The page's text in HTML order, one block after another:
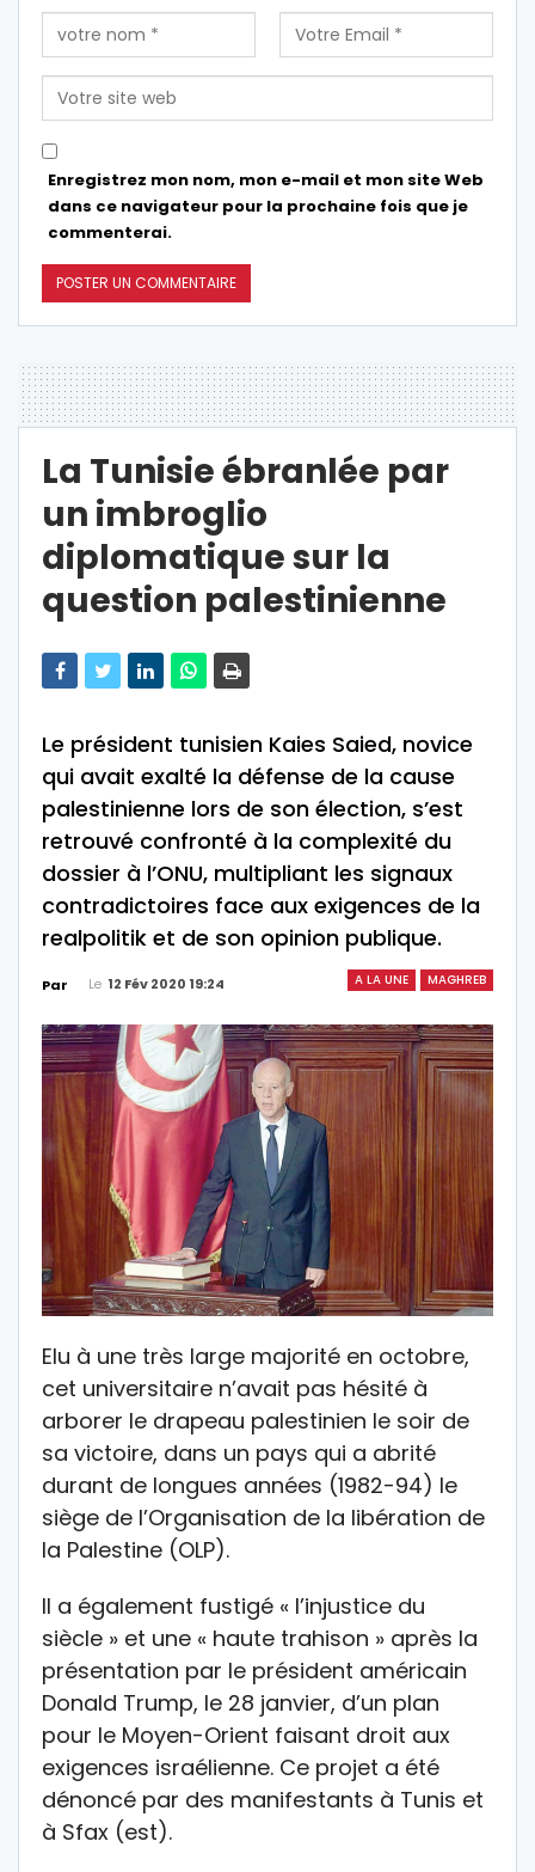
Enregistrez mon nom, mon e-mail et mon site Web
dans ce navigateur pour la prochaine fois que je
commenterai.
La Tunisie ébranlée par
un imbroglio
diplomatique sur la
question palestinienne
Le président tunisien Kaies Saied, novice
qui avait exalté la défense de la cause
palestinienne lors de son élection, s’est
retrouvé confronté à la complexité du
dossier à l’ONU, multipliant les signaux
contradictoires face aux exigences de la
realpolitik et de son opinion publique.
A LA UNE MAGHREB
Par Le 12 Fév 2020 19:24
Elu à une très large majorité en octobre,
cet universitaire n’avait pas hésité à
arborer le drapeau palestinien le soir de
sa victoire, dans un pays qui a abrité
durant de longues années (1982-94) le
siège de l’Organisation de la libération de
la Palestine (OLP).
Il a également fustigé « l’injustice du
siècle » et une « haute trahison » après la
présentation par le président américain
Donald Trump, le 28 janvier, d’un plan
pour le Moyen-Orient faisant droit aux
exigences israélienne. Ce projet a été
dénoncé par des manifestants à Tunis et
à Sfax (est).